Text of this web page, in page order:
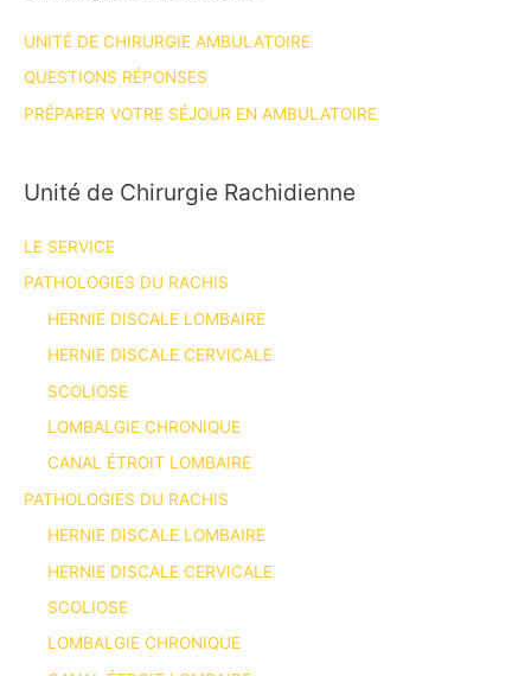
UNITÉ DE CHIRURGIE AMBULATOIRE
QUESTIONS RÉPONSES
PRÉPARER VOTRE SÉJOUR EN AMBULATOIRE
Unité de Chirurgie Rachidienne
LE SERVICE
PATHOLOGIES DU RACHIS
HERNIE DISCALE LOMBAIRE
HERNIE DISCALE CERVICALE
SCOLIOSE
LOMBALGIE CHRONIQUE
CANAL ÉTROIT LOMBAIRE
PATHOLOGIES DU RACHIS
HERNIE DISCALE LOMBAIRE
HERNIE DISCALE CERVICALE
SCOLIOSE
LOMBALGIE CHRONIQUE